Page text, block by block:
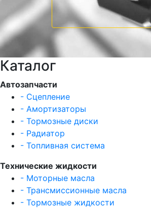
Каталог
Автозапчасти
- Сцепление
- Амортизаторы
- Тормозные диски
- Радиатор
- Топливная система
Технические жидкости
- Моторные масла
- Трансмиссионные масла
- Тормозные жидкости